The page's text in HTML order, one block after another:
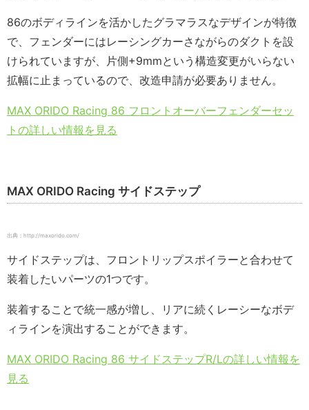
86のボディラインを活かしたグラマラスなデザインが特徴
で、フェンダーにはレーシングカーさながらのダクトを設
けられていますが、片側+9mmという構造変更がいらない
拡幅に止まっているので、改造申請が必要ありません。
MAX ORIDO Racing 86 フロントオーバーフェンダーセッ
トの詳しい情報を見る
MAX ORIDO Racing サイドステップ
出典：http://maxorido.com/
サイドステップは、フロントリップスポイラーと合わせて
装着したいパーツの1つです。
装着することで統一感が増し、リアに続くレーシーなボデ
ィラインを演出することができます。
MAX ORIDO Racing 86 サイドステップR/Lの詳しい情報を
見る